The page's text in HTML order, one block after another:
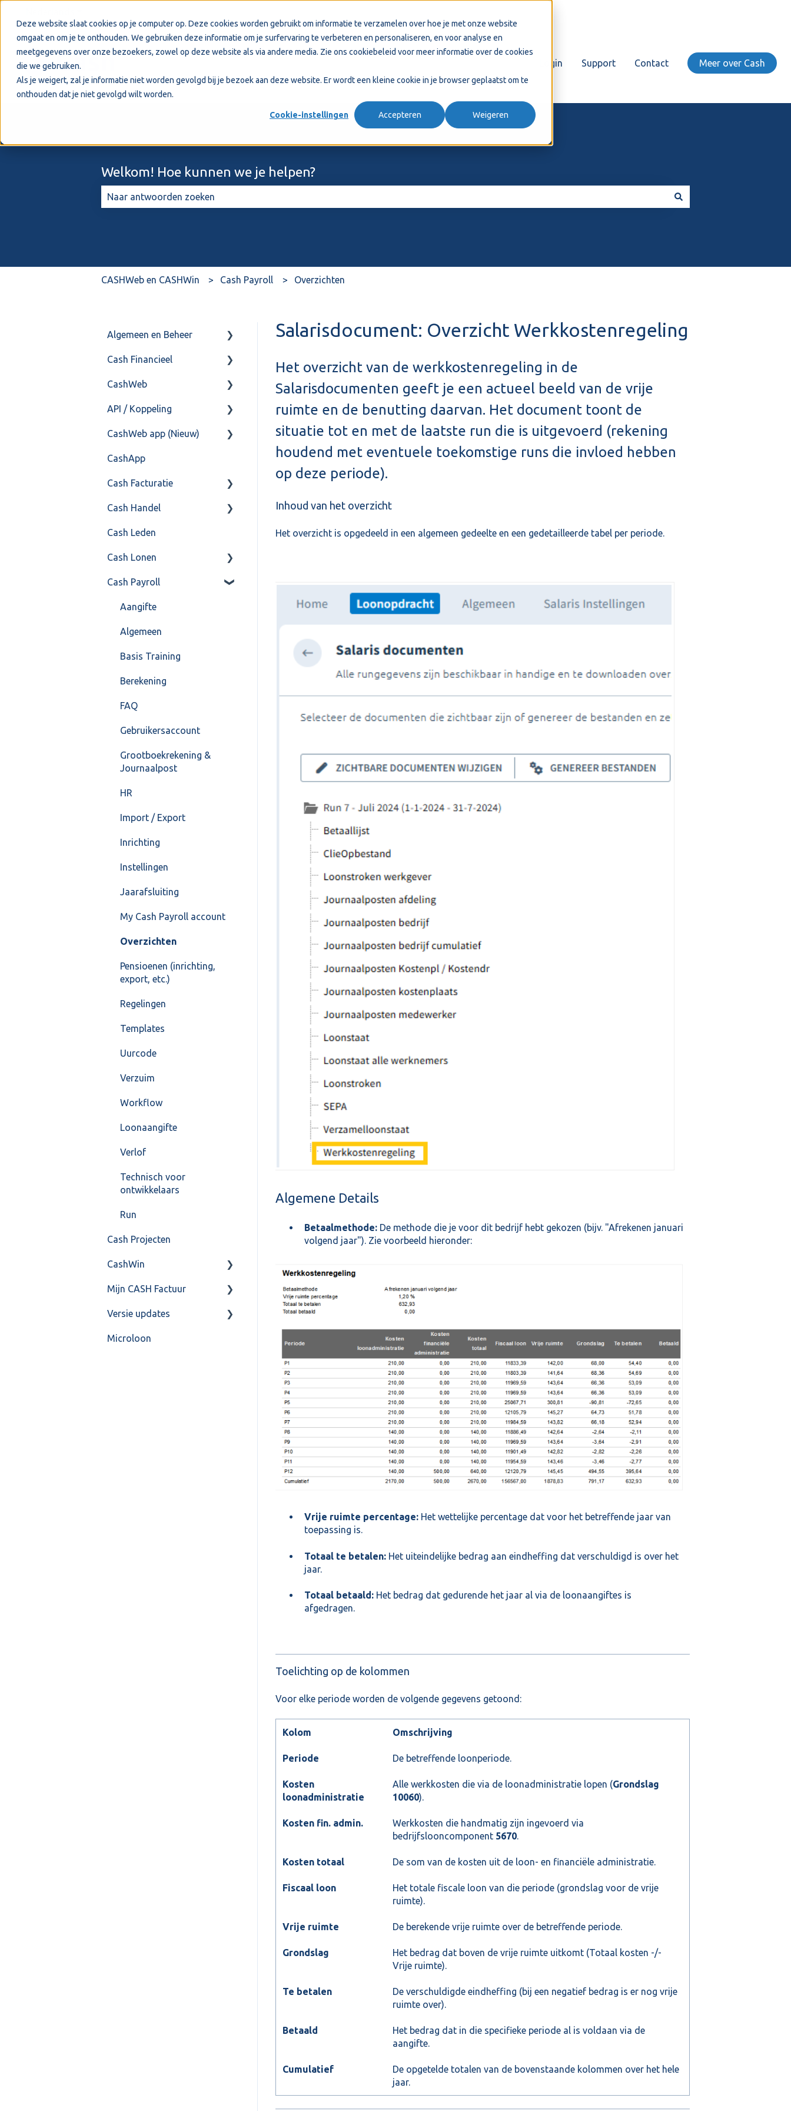
Deze website slaat cookies op je computer op. Deze cookies worden gebruikt om informatie te verzamelen over hoe je met onze website
omgaat en om je te onthouden. We gebruiken deze informatie om je surfervaring te verbeteren en personaliseren, en voor analyse en
meetgegevens over onze bezoekers, zowel op deze website als via andere media. Zie ons cookiebeleid voor meer informatie over de cookies
die we gebruiken.
Als je weigert, zal je informatie niet worden gevolgd bij je bezoek aan deze website. Er wordt een kleine cookie in je browser geplaatst om te
onthouden dat je niet gevolgd wilt worden.
Cookie-instellingen Accepteren Weigeren
Login Support Contact Meer over Cash
Welkom! Hoe kunnen we je helpen?
CASHWeb en CASHWin Cash Payroll Overzichten
Salarisdocument: Overzicht Werkkostenregeling
Het overzicht van de werkkostenregeling in de
Salarisdocumenten geeft je een actueel beeld van de vrije
ruimte en de benutting daarvan. Het document toont de
situatie tot en met de laatste run die is uitgevoerd (rekening
houdend met eventuele toekomstige runs die invloed hebben
op deze periode).
Inhoud van het overzicht
Het overzicht is opgedeeld in een algemeen gedeelte en een gedetailleerde tabel per periode.
Algemene Details
Betaalmethode:De methode die je voor dit bedrijf hebt gekozen (bijv. "Afrekenen januari
volgend jaar"). Zie voorbeeld hieronder:
Vrije ruimte percentage:Het wettelijke percentage dat voor het betreffende jaar van
toepassing is.
Totaal te betalen:Het uiteindelijke bedrag aan eindheffing dat verschuldigd is over het
jaar.
Totaal betaald:Het bedrag dat gedurende het jaar al via de loonaangiftes is
afgedragen.
Toelichting op de kolommen
Voor elke periode worden de volgende gegevens getoond:
Kolom Omschrijving
Periode De betreffende loonperiode.
Kosten
loonadministratie
Alle werkkosten die via de loonadministratie lopen (Grondslag
10060).
Kosten fin. admin.
Werkkosten die handmatig zijn ingevoerd via
bedrijfslooncomponent 5670
Kosten totaal De som van de kosten uit de loon- en financiële administratie.
Fiscaal loon
Het totale fiscale loon van die periode (grondslag voor de vrije
ruimte).
Vrije ruimte De berekende vrije ruimte over de betreffende periode.
Grondslag
Het bedrag dat boven de vrije ruimte uitkomt (Totaal kosten -/-
Vrije ruimte).
Te betalen
De verschuldigde eindheffing (bij een negatief bedrag is er nog vrije
ruimte over).
Betaald
Het bedrag dat in die specifieke periode al is voldaan via de
aangifte.
Cumulatief
De opgetelde totalen van de bovenstaande kolommen over het hele
jaar.
Algemeen en Beheer
Bank(koppeling)
Import/Export
Postbus
Training & Consultancy
Overig
Cash Financieel
Boekhoud
Fiscaal
Overig
CashWeb
CashHero Layout
Mailen vanuit CASHWeb
Algemeen gebruik
API / Koppeling
Algemeen
Api 3.0 (SOAP API)
API 4.0 (REST API)
CashWeb app (Nieuw)
Veel gestelde vragen
CashApp
Cash Facturatie
Factureren
Instellingen
Algemeen
Formulierlayout
Cash Handel
Inkoop
Verkoop
Voorraad
Overig
VoorraadService &
Cash Leden
Cash Lonen
Algemeen
Inrichting
Jaarafsluiting
Salarisberekening
Overig
FAQ – Beëindiging CASH
Cash Payroll
Loonaangifte
Cash Payroll
Aangifte
Algemeen
Basis Training
Berekening
FAQ
Gebruikersaccount
Grootboekrekening &
Journaalpost
HR
Import / Export
Inrichting
Instellingen
Jaarafsluiting
My Cash Payroll account
Overzichten
Pensioenen (inrichting,
export, etc.)
Regelingen
Templates
Uurcode
Verzuim
Workflow
Loonaangifte
Verlof
Technisch voor
ontwikkelaars
Run
Cash Projecten
CashWin
Overig
Mijn CASH Factuur
Facturatie Loonportal(
Versie updates
CashWeb updates 2025
Microloon